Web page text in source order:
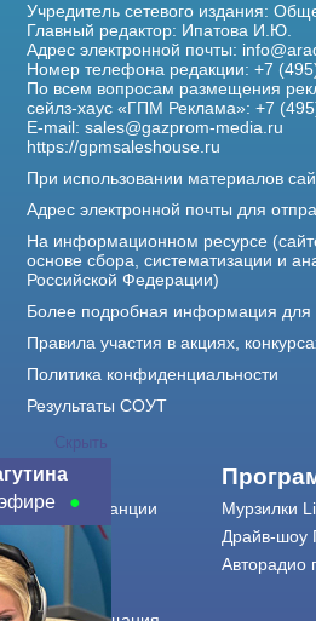
Скрыть
Учредитель сетевого издания:
Главный редактор: Ипатова И.Ю.
Адрес электронной почты:
Номер телефона редакции: +7
По всем вопросам размещения
сейлз-хаус «ГПМ Реклама»: +7
E-mail: sales@gazprom-media.ru
https://gpmsaleshouse.ru
При использовании материалов
Адрес электронной почты для
На информационном ресурсе
основе сбора, систематизации и
Российской Федерации)
Более подробная информация для
Правила участия в акциях,
Политика конфиденциальности
Результаты СОУТ
О нас
О радиостанции
Команда
Контакты
Реклама
Мурзилки
Драйв-шоу
Авторадио